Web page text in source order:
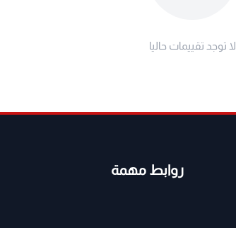
لا توجد تقييمات حاليا
روابط مهمة